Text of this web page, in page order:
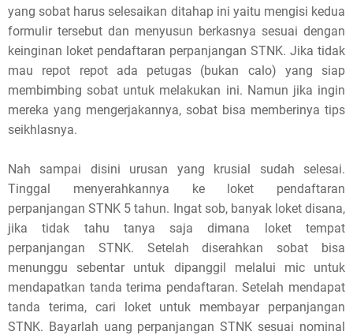
yang sobat harus selesaikan ditahap ini yaitu mengisi kedua
formulir tersebut dan menyusun berkasnya sesuai dengan
keinginan loket pendaftaran perpanjangan STNK. Jika tidak
mau repot repot ada petugas (bukan calo) yang siap
membimbing sobat untuk melakukan ini. Namun jika ingin
mereka yang mengerjakannya, sobat bisa memberinya tips
seikhlasnya.
Nah sampai disini urusan yang krusial sudah selesai.
Tinggal menyerahkannya ke loket pendaftaran
perpanjangan STNK 5 tahun. Ingat sob, banyak loket disana,
jika tidak tahu tanya saja dimana loket tempat
perpanjangan STNK. Setelah diserahkan sobat bisa
menunggu sebentar untuk dipanggil melalui mic untuk
mendapatkan tanda terima pendaftaran. Setelah mendapat
tanda terima, cari loket untuk membayar perpanjangan
STNK. Bayarlah uang perpanjangan STNK sesuai nominal